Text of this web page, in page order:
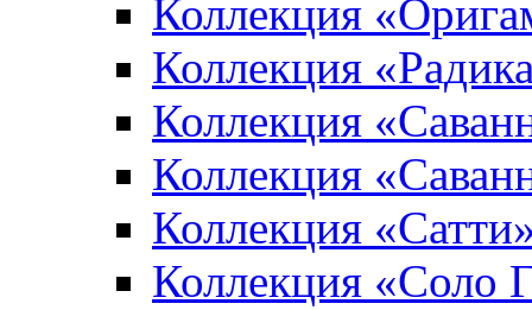
Коллекция
Коллекция
Коллекция
Коллекция
Коллекция
Коллекция «Соло